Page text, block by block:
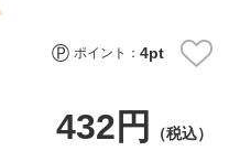
ポイント：4pt
432円 （税込）